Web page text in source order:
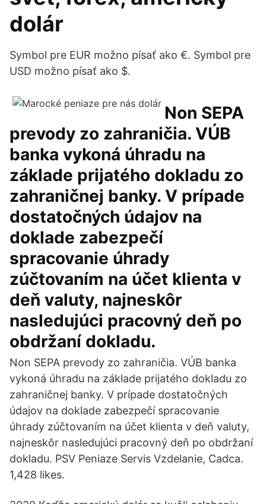
dolár
Symbol pre EUR možno písať ako €. Symbol pre
USD možno písať ako $.
Non SEPA
prevody zo zahraničia. VÚB
banka vykoná úhradu na
základe prijatého dokladu zo
zahraničnej banky. V prípade
dostatočných údajov na
doklade zabezpečí
spracovanie úhrady
zúčtovaním na účet klienta v
deň valuty, najneskôr
nasledujúci pracovný deň po
obdržaní dokladu.
Non SEPA prevody zo zahraničia. VÚB banka
vykoná úhradu na základe prijatého dokladu zo
zahraničnej banky. V prípade dostatočných
údajov na doklade zabezpečí spracovanie
úhrady zúčtovaním na účet klienta v deň valuty,
najneskôr nasledujúci pracovný deň po obdržaní
dokladu. PSV Peniaze Servis Vzdelanie, Cadca.
1,428 likes.